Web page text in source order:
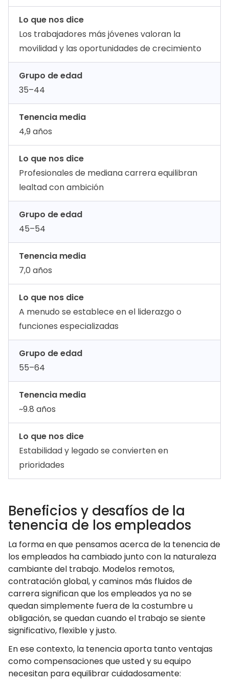
Lo que nos dice
Los trabajadores más jóvenes valoran la
movilidad y las oportunidades de crecimiento
Grupo de edad
35–44
Tenencia media
4,9 años
Lo que nos dice
Profesionales de mediana carrera equilibran
lealtad con ambición
Grupo de edad
45–54
Tenencia media
7,0 años
Lo que nos dice
A menudo se establece en el liderazgo o
funciones especializadas
Grupo de edad
55–64
Tenencia media
~9.8 años
Lo que nos dice
Estabilidad y legado se convierten en
prioridades
Beneficios y desafíos de la
tenencia de los empleados
La forma en que pensamos acerca de la tenencia de
los empleados ha cambiado junto con la naturaleza
cambiante del trabajo. Modelos remotos,
contratación global, y caminos más fluidos de
carrera significan que los empleados ya no se
quedan simplemente fuera de la costumbre u
obligación, se quedan cuando el trabajo se siente
significativo, flexible y justo.
En ese contexto, la tenencia aporta tanto ventajas
como compensaciones que usted y su equipo
necesitan para equilibrar cuidadosamente: